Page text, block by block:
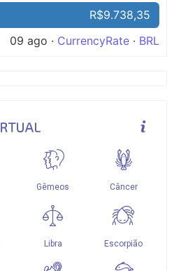
R$9.738,35
09 ago · CurrencyRate · BRL